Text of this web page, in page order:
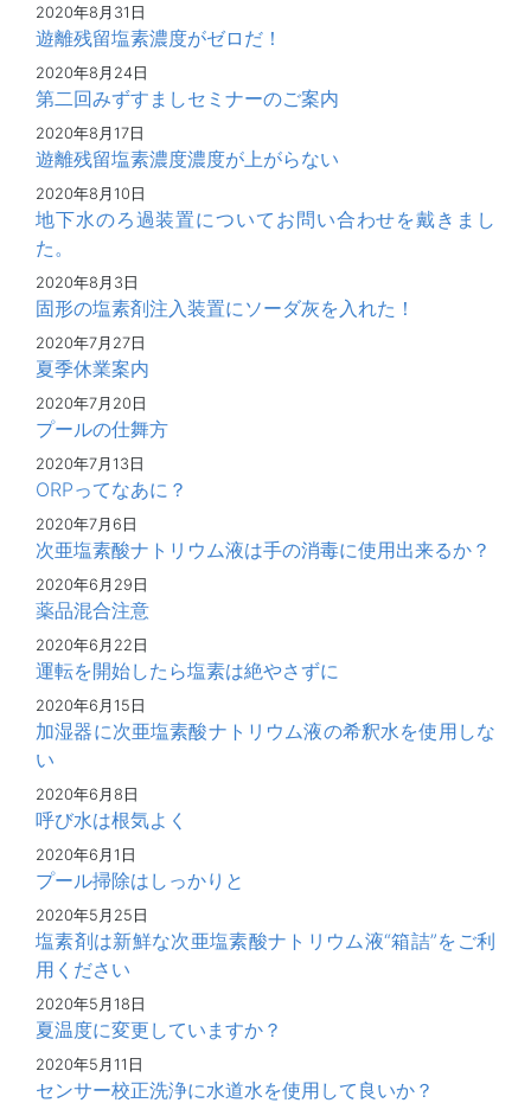
2020年8月31日
遊離残留塩素濃度がゼロだ！
2020年8月24日
第二回みずすましセミナーのご案内
2020年8月17日
遊離残留塩素濃度濃度が上がらない
2020年8月10日
地下水のろ過装置についてお問い合わせを戴きまし
た。
2020年8月3日
固形の塩素剤注入装置にソーダ灰を入れた！
2020年7月27日
夏季休業案内
2020年7月20日
プールの仕舞方
2020年7月13日
ORPってなあに？
2020年7月6日
次亜塩素酸ナトリウム液は手の消毒に使用出来るか？
2020年6月29日
薬品混合注意
2020年6月22日
運転を開始したら塩素は絶やさずに
2020年6月15日
加湿器に次亜塩素酸ナトリウム液の希釈水を使用しな
い
2020年6月8日
呼び水は根気よく
2020年6月1日
プール掃除はしっかりと
2020年5月25日
塩素剤は新鮮な次亜塩素酸ナトリウム液“箱詰”をご利
用ください
2020年5月18日
夏温度に変更していますか？
2020年5月11日
センサー校正洗浄に水道水を使用して良いか？